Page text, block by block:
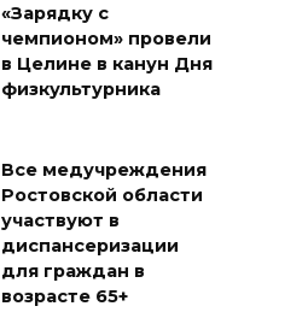
«Зарядку с
чемпионом» провели
в Целине в канун Дня
физкультурника
Все медучреждения
Ростовской области
участвуют в
диспансеризации
для граждан в
возрасте 65+